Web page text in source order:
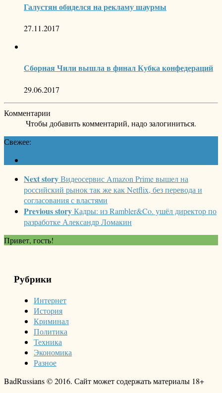
Галустян обиделся на рекламу шаурмы
27.11.2017
Сборная Чили вышла в финал Кубка конфедераций
29.06.2017
Комментарии
Чтобы добавить комментарий, надо залогиниться.
Свежее:
Next storyВидеосервис Amazon Prime вышел на
российский рынок так же как Netflix, без перевода и
согласования с властями
Previous storyКадры: из Rambler&Co. ушёл директор по
разработке Александр Ломакин
Привет, гость!
Рубрики
Интернет
История
Криминал
Политика
Техника
Экономика
Разное
BadRussians © 2016. Сайт может содержать материалы 18+